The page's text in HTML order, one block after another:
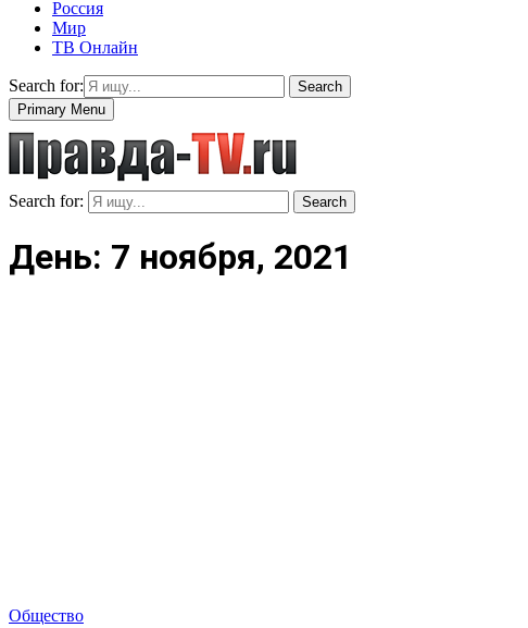
Россия
Мир
ТВ Онлайн
Search for:
Search
Primary Menu
Search for: Search
День: 7 ноября, 2021
Общество